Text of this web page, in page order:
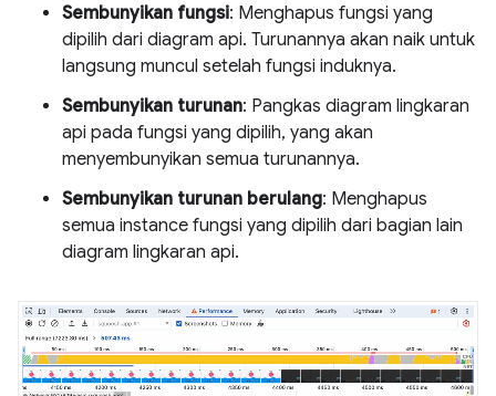
Sembunyikan fungsi: Menghapus fungsi yang
dipilih dari diagram api. Turunannya akan naik untuk
langsung muncul setelah fungsi induknya.
Sembunyikan turunan: Pangkas diagram lingkaran
api pada fungsi yang dipilih, yang akan
menyembunyikan semua turunannya.
Sembunyikan turunan berulang: Menghapus
semua instance fungsi yang dipilih dari bagian lain
diagram lingkaran api.